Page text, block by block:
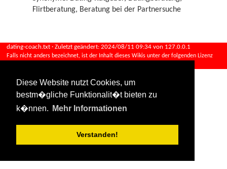
Diese Website nutzt Cookies, um
bestm�gliche Funktionalit�t bieten zu
k�nnen.
Mehr Informationen
Verstanden!
Flirtberatung, Beratung bei der Partnersuche
dating-coach.txt · Zuletzt geändert:2024/08/11 09:34 von 127.0.0.1
Falls nicht anders bezeichnet, ist der Inhalt dieses Wikis unter der folgenden Lizenz